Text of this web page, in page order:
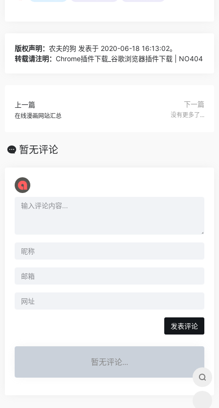
版权声明： 农夫的狗 发表于 2020-06-18 16:13:02。
转载请注明： Chrome插件下载_谷歌浏览器插件下载 | NO404
上一篇
在线漫画网站汇总
下一篇
没有更多了...
暂无评论
暂无评论...